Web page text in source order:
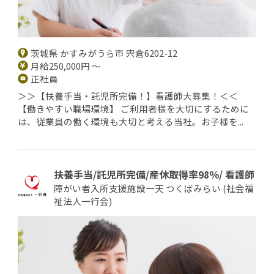
茨城県 かすみがうら市 宍倉6202-12
月給250,000円 ～
正社員
＞＞【扶養手当・託児所完備！】看護師大募集！＜＜
【働きやすい職場環境】 ご利用者様を大切にするために
は、従業員の働く環境も大切と考える当社。お子様を...
扶養手当/託児所完備/産休取得率98％/ 看護師
障がい者入所支援施設一天 つくばみらい (社会福
祉法人一行会)